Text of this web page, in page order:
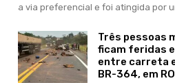
a via preferencial e foi atingida por
Três pessoas
ficam feridas
entre carreta
BR-364, em RO